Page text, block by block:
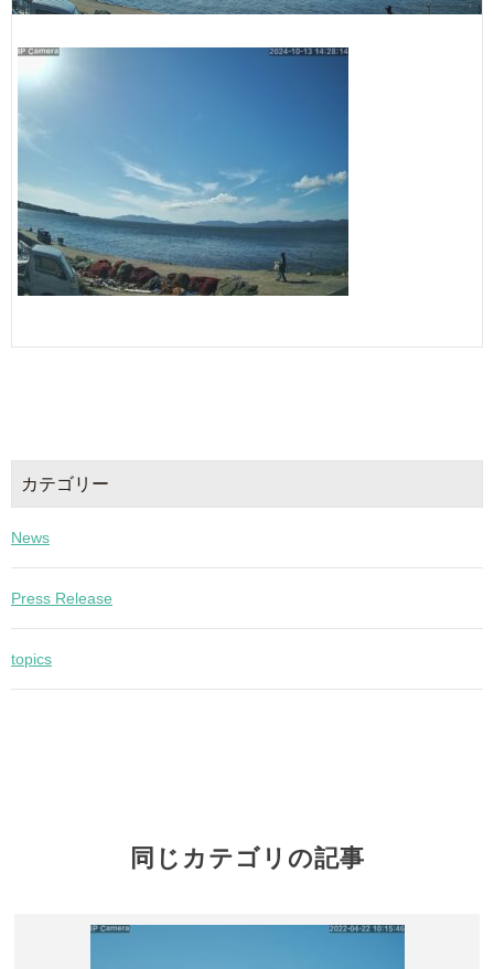
カテゴリー
News
Press Release
topics
同じカテゴリの記事